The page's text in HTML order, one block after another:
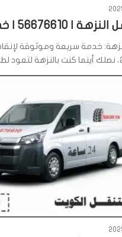
| خدمة 24 ساعة
خدمة سريعة وموثوقة